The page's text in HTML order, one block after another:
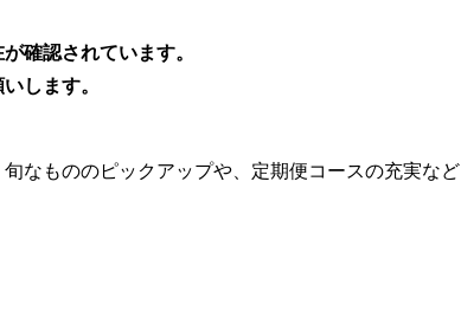
確認されています。
します。
なもののピックアップや、定期便コースの充実など